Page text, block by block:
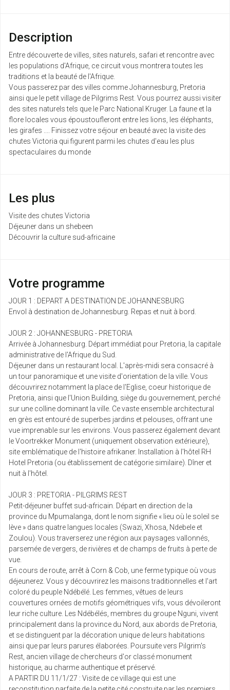
Description
Entre découverte de villes, sites naturels, safari et rencontre avec
les populations d'Afrique, ce circuit vous montrera toutes les
traditions et la beauté de l'Afrique.
Vous passerez par des villes comme Johannesburg, Pretoria
ainsi que le petit village de Pilgrims Rest. Vous pourrez aussi visiter
des sites naturels tels que le Parc National Kruger. La faune et la
flore locales vous époustoufleront entre les lions, les éléphants,
les girafes .... Finissez votre séjour en beauté avec la visite des
chutes Victoria qui figurent parmi les chutes d'eau les plus
spectaculaires du monde
Les plus
Visite des chutes Victoria
Déjeuner dans un shebeen
Découvrir la culture sud-africaine
Votre programme
JOUR 1 : DEPART A DESTINATION DE JOHANNESBURG
Envol à destination de Johannesburg. Repas et nuit à bord.
JOUR 2 : JOHANNESBURG - PRETORIA
Arrivée à Johannesburg. Départ immédiat pour Pretoria, la capitale
administrative de l'Afrique du Sud.
Déjeuner dans un restaurant local. L'après-midi sera consacré à
un tour panoramique et une visite d'orientation de la ville. Vous
découvrirez notamment la place de l'Eglise, coeur historique de
Pretoria, ainsi que l'Union Building, siège du gouvernement, perché
sur une colline dominant la ville. Ce vaste ensemble architectural
en grès est entouré de superbes jardins et pelouses, offrant une
vue imprenable sur les environs. Vous passerez également devant
le Voortrekker Monument (uniquement observation extérieure),
site emblématique de l'histoire afrikaner. Installation à l'hôtel RH
Hotel Pretoria (ou établissement de catégorie similaire). Dîner et
nuit à l'hôtel.
JOUR 3 : PRETORIA - PILGRIMS REST
Petit-déjeuner buffet sud-africain. Départ en direction de la
province du Mpumalanga, dont le nom signifie « lieu où le soleil se
lève » dans quatre langues locales (Swazi, Xhosa, Ndebele et
Zoulou). Vous traverserez une région aux paysages vallonnés,
parsemée de vergers, de rivières et de champs de fruits à perte de
vue.
En cours de route, arrêt à Corn & Cob, une ferme typique où vous
déjeunerez. Vous y découvrirez les maisons traditionnelles et l'art
coloré du peuple Ndébélé. Les femmes, vêtues de leurs
couvertures ornées de motifs géométriques vifs, vous dévoileront
leur riche culture. Les Ndébélés, membres du groupe Nguni, vivent
principalement dans la province du Nord, aux abords de Pretoria,
et se distinguent par la décoration unique de leurs habitations
ainsi que par leurs parures élaborées. Poursuite vers Pilgrim's
Rest, ancien village de chercheurs d'or classé monument
historique, au charme authentique et préservé.
A PARTIR DU 11/1/27 : Visite de ce village qui est une